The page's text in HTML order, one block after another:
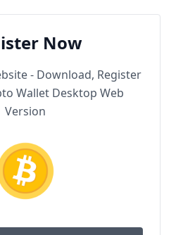
Now
- Download, Register
Wallet Desktop Web
Version